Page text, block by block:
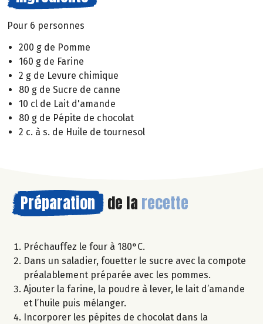
Pour 6 personnes
200 g de Pomme
160 g de Farine
2 g de Levure chimique
80 g de Sucre de canne
10 cl de Lait d'amande
80 g de Pépite de chocolat
2 c. à s. de Huile de tournesol
Préparation de la recette
Préchauffez le four à 180°C.
Dans un saladier, fouetter le sucre avec la compote
préalablement préparée avec les pommes.
Ajouter la farine, la poudre à lever, le lait d’amande
et l’huile puis mélanger.
Incorporer les pépites de chocolat dans la